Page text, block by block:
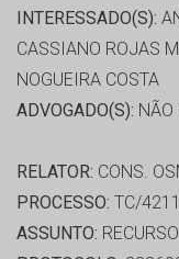
INTERESSADO(S):
CASSIANO ROJAS
NOGUEIRA COSTA
ADVOGADO(S): NÃO
RELATOR: CONS.
PROCESSO: TC/
ASSUNTO: